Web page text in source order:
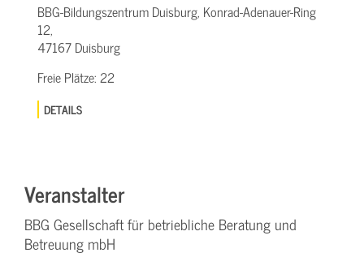
BBG-Bildungszentrum Duisburg, Konrad-Adenauer-Ring
12,
47167 Duisburg
Freie Plätze:22
DETAILS
Veranstalter
BBG Gesellschaft für betriebliche Beratung und
Betreuung mbH